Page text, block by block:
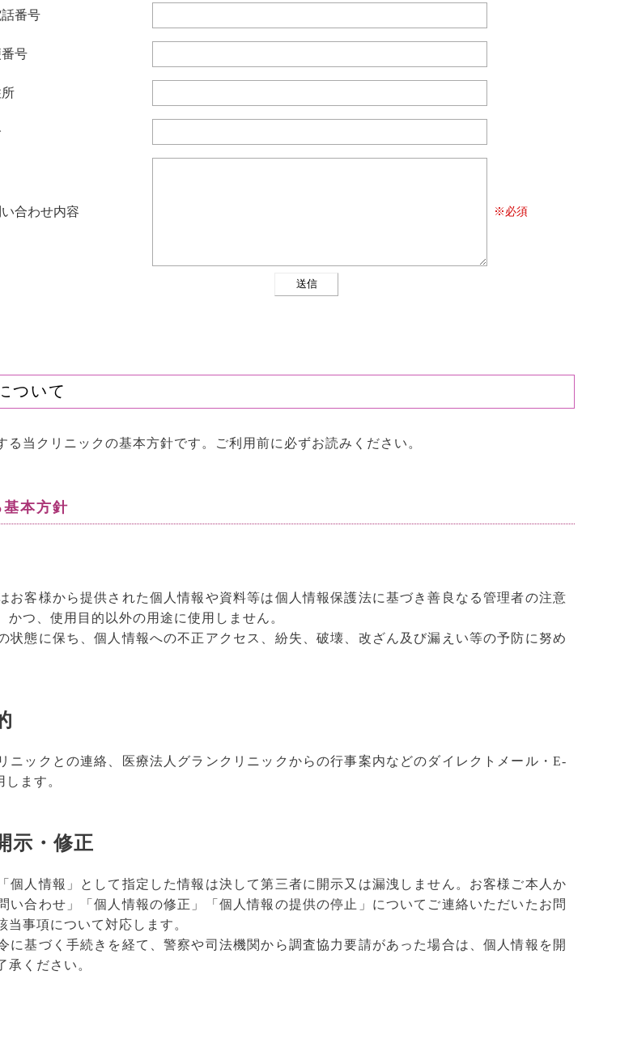
番号
号
合わせ内容 ※必須
ついて
る当クリニックの基本方針です。ご利用前に必ずお読みください。
本方針
お客様から提供された個人情報や資料等は個人情報保護法に基づき善良なる管理者の注意
かつ、使用目的以外の用途に使用しません。
状態に保ち、個人情報への不正アクセス、紛失、破壊、改ざん及び漏えい等の予防に努め
ニックとの連絡、医療法人グランクリニックからの行事案内などのダイレクトメール・E-
ます。
示・修正
個人情報」として指定した情報は決して第三者に開示又は漏洩しません。お客様ご本人か
い合わせ」「個人情報の修正」「個人情報の提供の停止」についてご連絡いただいたお問
事項について対応します。
に基づく手続きを経て、警察や司法機関から調査協力要請があった場合は、個人情報を開
承ください。